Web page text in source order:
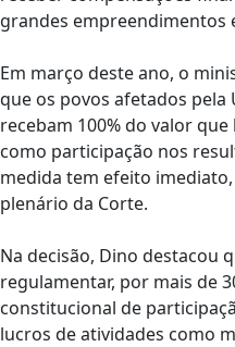
grandes empreendimentos
Em março deste ano, o
que os povos afetados pela
recebam 100% do valor
como participação nos
medida tem efeito
plenário da Corte.
Na decisão, Dino destacou
regulamentar, por mais de
constitucional de
lucros de atividades como